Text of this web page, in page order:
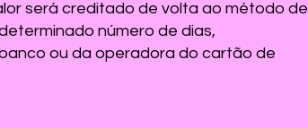
será creditado de volta ao método de
número de dias,
ou da operadora do cartão de